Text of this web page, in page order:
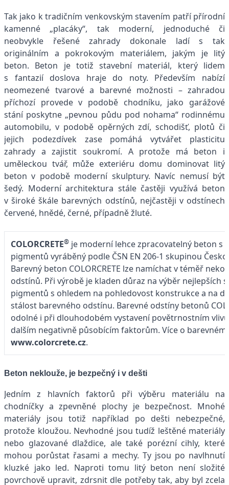
Tak jako k tradičním venkovským stavením patří přírodní
kamenné „placáky“, tak moderní, jednoduché či
neobvykle řešené zahrady dokonale ladí s tak
originálním a pokrokovým materiálem, jakým je litý
beton. Beton je totiž stavební materiál, který lidem
s fantazií doslova hraje do noty. Především nabízí
neomezené tvarové a barevné možnosti – zahradou
příchozí provede v podobě chodníku, jako garážové
stání poskytne „pevnou půdu pod nohama“ rodinnému
automobilu, v podobě opěrných zdí, schodišť, plotů či
jejich podezdívek zase pomáhá vytvářet plasticitu
zahrady a zajistit soukromí. A protože má beton i
uměleckou tvář, může exteriéru domu dominovat litý
beton v podobě moderní skulptury. Navíc nemusí být
šedý. Moderní architektura stále častěji využívá beton
v široké škále barevných odstínů, nejčastěji v odstínech
červené, hnědé, černé, případně žluté.
COLORCRETE® je moderní lehce zpracovatelný beton s
pigmentů vyráběný podle ČSN EN 206-1 skupinou
Barevný beton COLORCRETE lze namíchat v téměř
odstínů. Při výrobě je kladen důraz na výběr nejlepších
pigmentů s ohledem na pohledovost konstrukce a na
stálost barevného odstínu. Barevné odstíny betonů
odolné i při dlouhodobém vystavení povětrnostním
dalším negativně působícím faktorům. Více o
www.colorcrete.cz.
Beton neklouže, je bezpečný i v dešti
Jedním z hlavních faktorů při výběru materiálu na
chodníčky a zpevněné plochy je bezpečnost. Mnohé
materiály jsou totiž například po dešti nebezpečné,
protože kloužou. Nevhodné jsou tudíž leštěné materiály
nebo glazované dlaždice, ale také porézní cihly, které
mohou porůstat řasami a mechy. Ty jsou po navlhnutí
kluzké jako led. Naproti tomu litý beton není složité
povrchově upravit, zdrsnit dle potřeby tak, aby byl zcela